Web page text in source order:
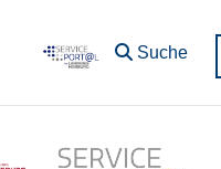
Suche